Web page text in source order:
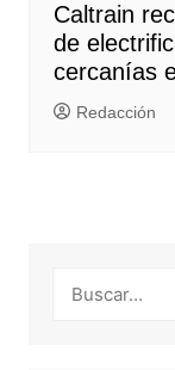
Caltrain
de
cercanías
Redacción